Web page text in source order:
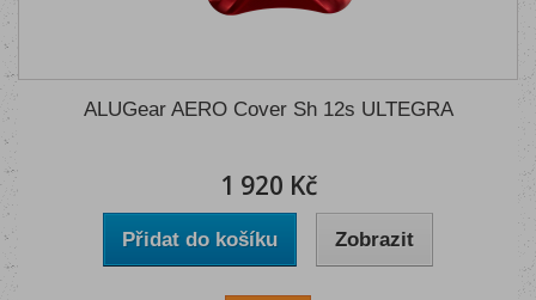
ALUGear AERO Cover Sh 12s ULTEGRA
1 920 Kč
Přidat do košíku Zobrazit